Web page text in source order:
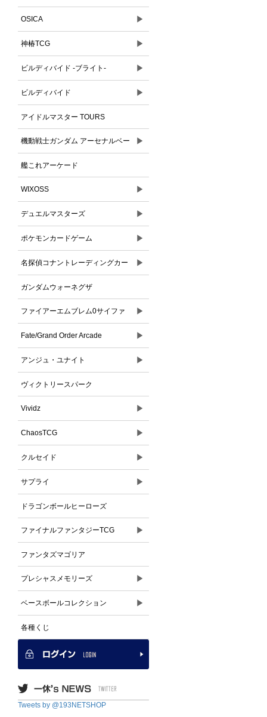
OSICA ▶
神椿TCG ▶
ビルディバイド -ブライト- ▶
ビルディバイド ▶
アイドルマスター TOURS
機動戦士ガンダム アーセナルベー
ス
▶
艦これアーケード
WIXOSS ▶
デュエルマスターズ ▶
ポケモンカードゲーム ▶
名探偵コナントレーディングカー
ドゲーム
▶
ガンダムウォーネグザ
ファイアーエムブレム0サイファ ▶
Fate/Grand Order Arcade ▶
アンジュ・ユナイト ▶
ヴィクトリースパーク
Vividz ▶
ChaosTCG ▶
クルセイド ▶
サプライ ▶
ドラゴンボールヒーローズ
ファイナルファンタジーTCG ▶
ファンタズマゴリア
プレシャスメモリーズ ▶
ベースボールコレクション ▶
各種くじ
Tweets by @193NETSHOP